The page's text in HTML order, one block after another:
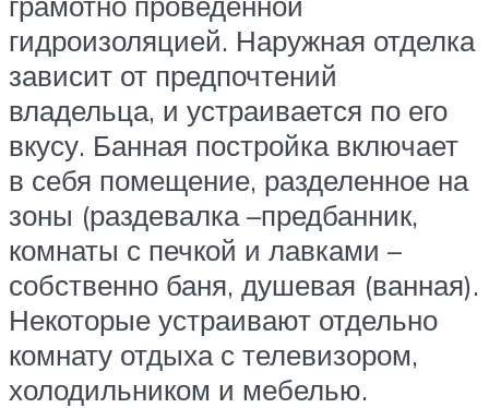
гидроизоляцией. Наружная отделка
зависит от предпочтений
владельца, и устраивается по его
вкусу. Банная постройка включает
в себя помещение, разделенное на
зоны (раздевалка –предбанник,
комнаты с печкой и лавками –
собственно баня, душевая (ванная).
Некоторые устраивают отдельно
комнату отдыха с телевизором,
холодильником и мебелью.